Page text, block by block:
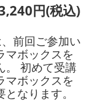
円(税込)
前回ご参加い
マボックスを
。 初めて受講
マボックスを
なります。